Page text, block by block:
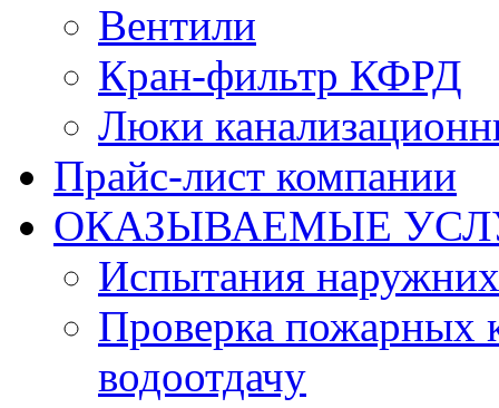
Вентили
Кран-фильтр КФРД
Люки
Прайс-лист компании
ОКАЗЫВАЕМЫЕ
Испытания
Проверка пожарных
водоотдачу